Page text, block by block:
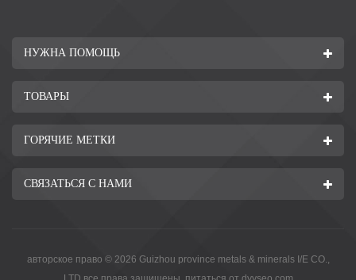
НУЖНА ПОМОЩЬ
ТОВАРЫ
ГОРЯЧИЕ МЕТКИ
СВЯЗАТЬСЯ С НАМИ
авторское право © 2026 Guizhou province metals & minerals I/E CO.,